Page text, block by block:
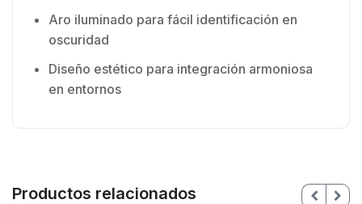
Aro iluminado para fácil identificación en
oscuridad
Diseño estético para integración armoniosa
en entornos
Productos relacionados